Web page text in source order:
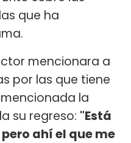
que ha
mencionara a
por las que tiene
la
su regreso: "Está
ahí el que me